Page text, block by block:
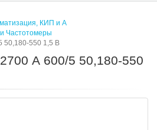
КИП и А
Частотомеры
50,180-550 1,5 В
А 600/5 50,180-550